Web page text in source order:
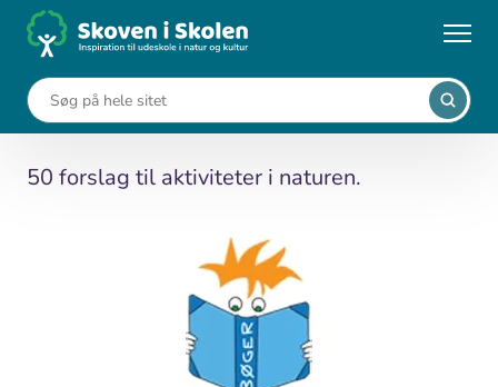
... Medier 50 natur aktiviteter
50 natur aktiviteter
50 forslag til aktiviteter i naturen.